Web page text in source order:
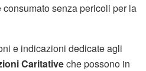
senza pericoli per la
e indicazioni dedicate agli
Caritativeche possono in